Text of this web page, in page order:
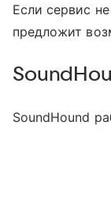
Если сервис
предложит
SoundHound